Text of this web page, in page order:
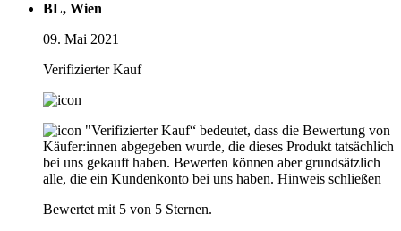
BL, Wien
09. Mai 2021
Verifizierter Kauf
"Verifizierter Kauf“ bedeutet, dass die Bewertung von
Käufer:innen abgegeben wurde, die dieses Produkt tatsächlich
bei uns gekauft haben. Bewerten können aber grundsätzlich
alle, die ein Kundenkonto bei uns haben. Hinweis schließen
Bewertet mit 5 von 5 Sternen.